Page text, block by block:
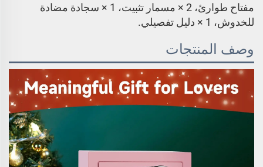
مفتاح طوارئ، 2 × مسمار تثبيت، 1 × سجادة مضادة
للخدوش، 1 × دليل تفصيلي.
وصف المنتجات